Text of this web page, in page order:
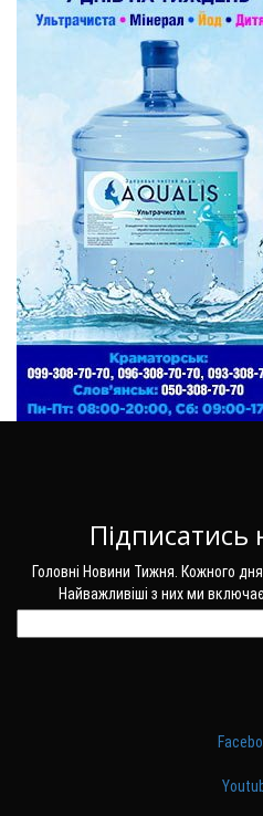
Підписатись
Головні Новини Тижня. Кожного
Найважливіші з них ми